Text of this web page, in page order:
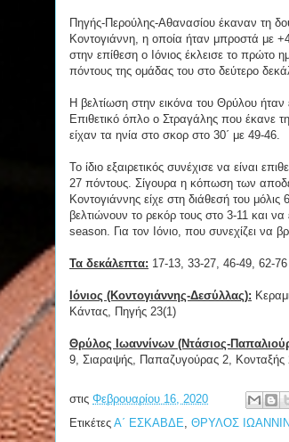
Πηγής-Περούλης-Αθανασίου έκαναν τη
Κοντογιάννη, η οποία ήταν μπροστά με
στην επίθεση ο Ιόνιος έκλεισε το πρώτο
πόντους της ομάδας του στο δεύτερο
Η βελτίωση στην εικόνα του Θρύλου
Επιθετικό όπλο ο Στραγάλης που έκανε
είχαν τα ηνία στο σκορ στο 30΄ με 49-46.
Το ίδιο εξαιρετικός συνέχισε να είναι
27 πόντους. Σίγουρα η κόπωση των
Κοντογιάννης είχε στη διάθεσή του
βελτιώνουν το ρεκόρ τους στο 3-11 και να
season. Για τον Ιόνιο, που συνεχίζει να
Τα δεκάλεπτα: 17-13, 33-27, 46-49, 62-76
Ιόνιος (Κοντογιάννης-Δεσύλλας):
Κάντας, Πηγής 23(1)
Θρύλος Ιωαννίνων (Ντάσιος-
9, Σιαραψής, Παπαζυγούρας 2, Κονταξής
στις Φεβρουαρίου 16, 2020
Ετικέτες Α΄ ΕΣΚΑΒΔΕ, ΘΡΥΛΟΣ